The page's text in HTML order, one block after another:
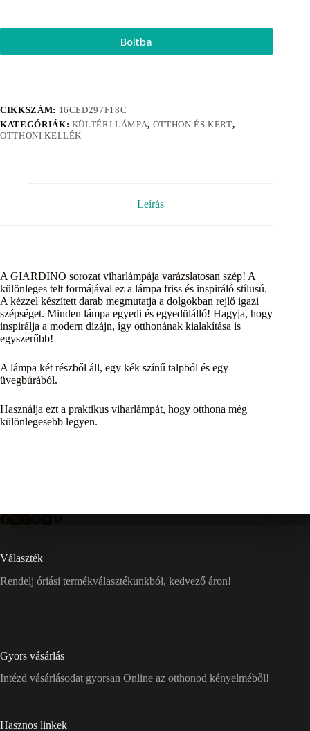
Boltba
CIKKSZÁM: 16CED297F18C
KATEGÓRIÁK: KÜLTÉRI LÁMPA, OTTHON ÉS KERT,
OTTHONI KELLÉK
Leírás
A GIARDINO sorozat viharlámpája varázslatosan szép! A
különleges telt formájával ez a lámpa friss és inspiráló stílusú.
A kézzel készített darab megmutatja a dolgokban rejlő igazi
szépséget. Minden lámpa egyedi és egyedülálló! Hagyja, hogy
inspirálja a modern dizájn, így otthonának kialakítása is
egyszerűbb!
A lámpa két részből áll, egy kék színű talpból és egy
üvegbúrából.
Használja ezt a praktikus viharlámpát, hogy otthona még
különlegesebb legyen.
Választék
Rendelj óriási termékválasztékunkból, kedvező áron!
Gyors vásárlás
Intézd vásárlásodat gyorsan Online az otthonod kényelméből!
Hasznos linkek